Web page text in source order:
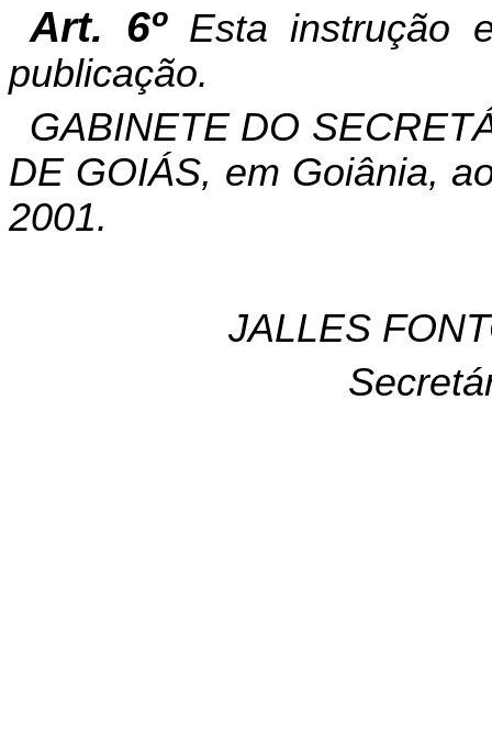
Art. 6ºEsta instrução
publicação.
GABINETE DO
DE GOIÁS, em Goiânia,
2001.
JALLES